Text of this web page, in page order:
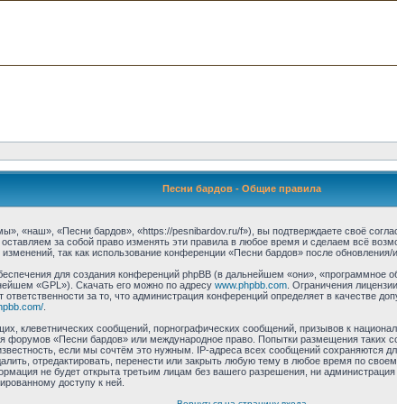
Песни бардов - Общие правила
«наш», «Песни бардов», «https://pesnibardov.ru/f»), вы подтверждаете своё
за собой право изменять эти правила в любое время и сделаем всё
так как использование конференции «Песни бардов» после
для создания конференций phpBB (в дальнейшем «они», «программное
«GPL»). Скачать его можно по адресу www.phpbb.com. Ограничения
за то, что администрация конференций определяет в качестве
.
клеветнических сообщений, порнографических сообщений, призывов к
форумов «Песни бардов» или международное право. Попытки размещения
если мы сочтём это нужным. IP-адреса всех сообщений сохраняются
отредактировать, перенести или закрыть любую тему в любое время по
не будет открыта третьим лицам без вашего разрешения, ни
доступу к ней.